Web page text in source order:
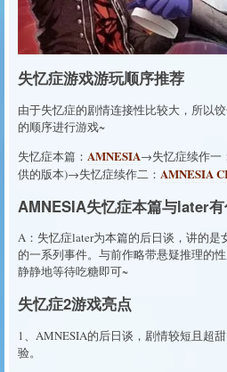
失忆症游戏游玩顺序推荐
由于失忆症的剧情连接性比较大，所以
的顺序进行游戏~
失忆症本篇： AMNESIA→失忆症续作一
供的版本)→失忆症续作二： AMNESIA
AMNESIA失忆症本篇与later
A：失忆症later为本篇的后日谈，讲的是
的一系列事件。与前作略带悬疑推理的
静静地等待吃糖即可~
失忆症2游戏亮点
1、AMNESIA的后日谈，剧情较短且超
验。